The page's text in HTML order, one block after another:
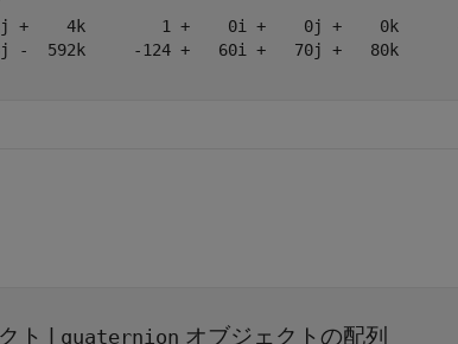
+    4k        1 +    0i +    0j +    0k
-  592k     -124 +   60i +   70j +   80k
ト quaternion オブジェクトの配列